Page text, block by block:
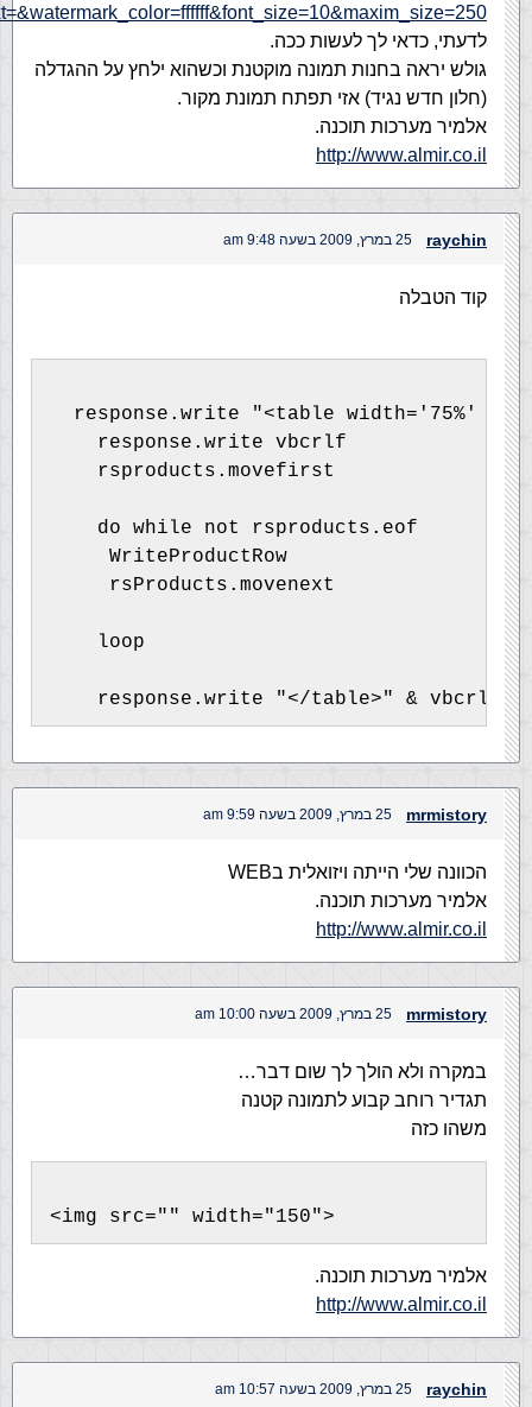
לדעתי, כדאי לך לעשות ככה.
גולש יראה בחנות תמונה מוקטנת וכשהוא ילחץ על ההגדלה
(חלון חדש נגיד) אזי תפתח תמונת מקור.
אלמיר מערכות תוכנה.
http://www.almir.co.il
raychin 25 במרץ, 2009 בשעה 9:48 am
קוד הטבלה
response.write "<table width='75%'
response.write vbcrlf
rsproducts.movefirst
do while not rsproducts.eof
WriteProductRow
rsProducts.movenext
loop
response.write "</table>" & vbcrlf
mrmistory 25 במרץ, 2009 בשעה 9:59 am
הכוונה שלי הייתה ויזואלית בWEB
אלמיר מערכות תוכנה.
http://www.almir.co.il
mrmistory 25 במרץ, 2009 בשעה 10:00 am
במקרה ולא הולך לך שום דבר…
תגדיר רוחב קבוע לתמונה קטנה
משהו כזה
<img src="" width="150">
אלמיר מערכות תוכנה.
http://www.almir.co.il
raychin 25 במרץ, 2009 בשעה 10:57 am